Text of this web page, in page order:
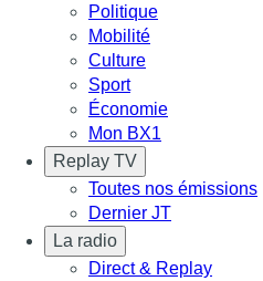
Politique
Mobilité
Culture
Sport
Économie
Mon BX1
Replay TV
Toutes nos émissions
Dernier JT
La radio
Direct & Replay